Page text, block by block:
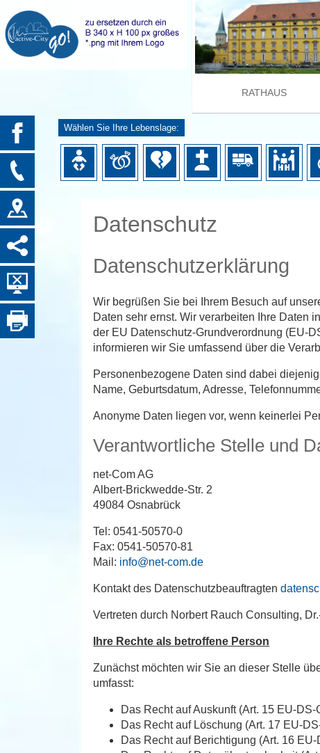
RATHAUS
Wählen Sie Ihre Lebenslage:
Datenschutz
Datenschutzerklärung
Wir begrüßen Sie bei Ihrem Besuch auf
Daten sehr ernst. Wir verarbeiten Ihre Daten
der EU Datenschutz-Grundverordnung (EU-
informieren wir Sie umfassend über die
Personenbezogene Daten sind dabei
Name, Geburtsdatum, Adresse,
Anonyme Daten liegen vor, wenn keinerlei
Verantwortliche Stelle und
net-Com AG
Albert-Brickwedde-Str. 2
49084 Osnabrück
Tel: 0541-50570-0
Fax: 0541-50570-81
Mail: info@net-com.de
Kontakt des Datenschutzbeauftragten
Vertreten durch Norbert Rauch Consulting,
Ihre Rechte als betroffene Person
Zunächst möchten wir Sie an dieser Stelle
umfasst:
Das Recht auf Auskunft (Art. 15 EU-DS-
Das Recht auf Löschung (Art. 17 EU-
Das Recht auf Berichtigung (Art. 16 EU-